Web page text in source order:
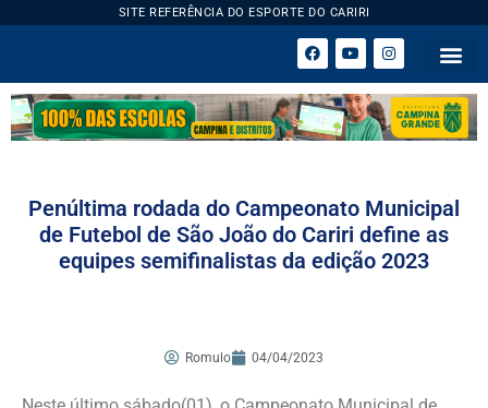
SITE REFERÊNCIA DO ESPORTE DO CARIRI
Penúltima rodada do Campeonato Municipal
de Futebol de São João do Cariri define as
equipes semifinalistas da edição 2023
Romulo 04/04/2023